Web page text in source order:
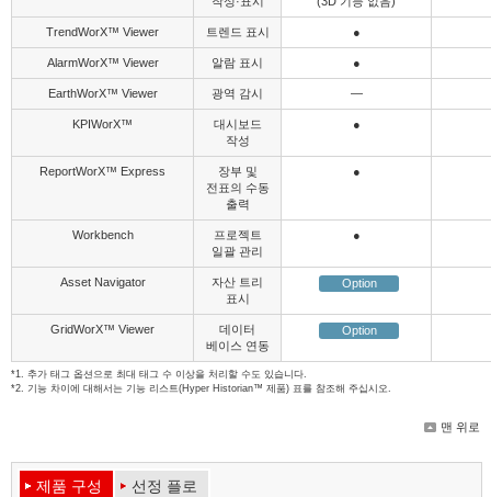
TrendWorX™ Viewer 트렌드 표시 ●
AlarmWorX™ Viewer 알람 표시 ●
EarthWorX™ Viewer 광역 감시 ―
KPIWorX™
대시보드
작성
●
ReportWorX™ Express
장부 및
전표의 수동
출력
●
Workbench
프로젝트
일괄 관리
●
Asset Navigator
자산 트리
표시
Option
GridWorX™ Viewer
데이터
베이스 연동
Option
*1. 추가 태그 옵션으로 최대 태그 수 이상을 처리할 수도 있습니다.
*2. 기능 차이에 대해서는 기능 리스트(Hyper Historian™ 제품) 표를 참조해 주십시오.
맨 위로
제품 구성 선정 플로